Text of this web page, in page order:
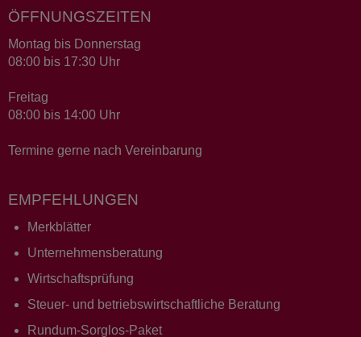
ÖFFNUNGSZEITEN
Montag bis Donnerstag
08:00 bis 17:30 Uhr
Freitag
08:00 bis 14:00 Uhr
Termine gerne nach Vereinbarung
EMPFEHLUNGEN
Merkblätter
Unternehmensberatung
Wirtschaftsprüfung
Steuer- und betriebswirtschaftliche Beratung
Rundum-Sorglos-Paket